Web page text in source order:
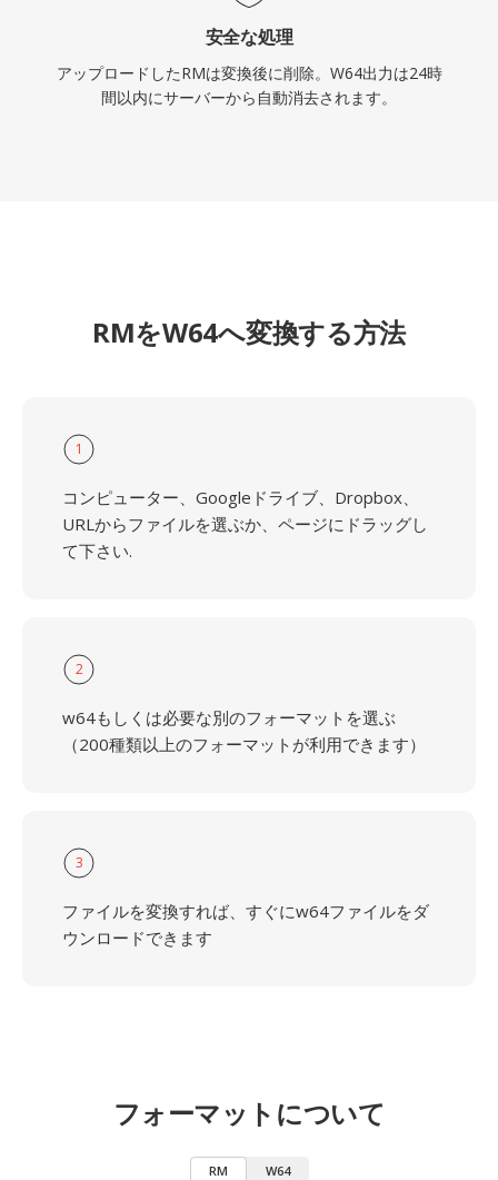
安全な処理
アップロードしたRMは変換後に削除。W64出力は24時
間以内にサーバーから自動消去されます。
RMをW64へ変換する方法
1
コンピューター、Googleドライブ、Dropbox、
URLからファイルを選ぶか、ページにドラッグし
て下さい.
2
w64もしくは必要な別のフォーマットを選ぶ
（200種類以上のフォーマットが利用できます）
3
ファイルを変換すれば、すぐにw64ファイルをダ
ウンロードできます
フォーマットについて
RM W64